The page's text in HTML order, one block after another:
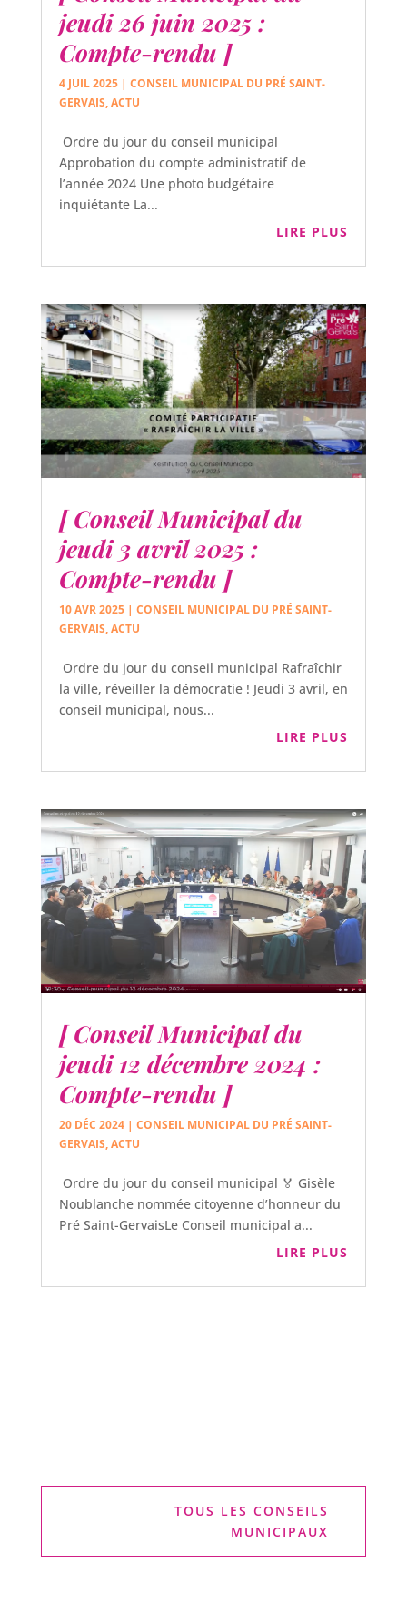
jeudi 26 juin 2025 :
Compte-rendu ]
4 JUIL 2025| CONSEIL MUNICIPAL DU PRÉ SAINT-
GERVAIS,ACTU
Ordre du jour du conseil municipal
Approbation du compte administratif de
l’année 2024 Une photo budgétaire
inquiétante La...
LIRE PLUS
[ Conseil Municipal du
jeudi 3 avril 2025 :
Compte-rendu ]
10 AVR 2025| CONSEIL MUNICIPAL DU PRÉ SAINT-
GERVAIS,ACTU
Ordre du jour du conseil municipal Rafraîchir
la ville, réveiller la démocratie ! Jeudi 3 avril, en
conseil municipal, nous...
LIRE PLUS
[ Conseil Municipal du
jeudi 12 décembre 2024 :
Compte-rendu ]
20 DÉC 2024| CONSEIL MUNICIPAL DU PRÉ SAINT-
GERVAIS,ACTU
Ordre du jour du conseil municipal 🏅 Gisèle
Noublanche nommée citoyenne d’honneur du
Pré Saint-GervaisLe Conseil municipal a...
LIRE PLUS
TOUS LES CONSEILS
MUNICIPAUX